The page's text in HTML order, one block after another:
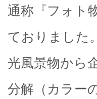
通称『フォト
ておりました
光風景物から
分解（カラー